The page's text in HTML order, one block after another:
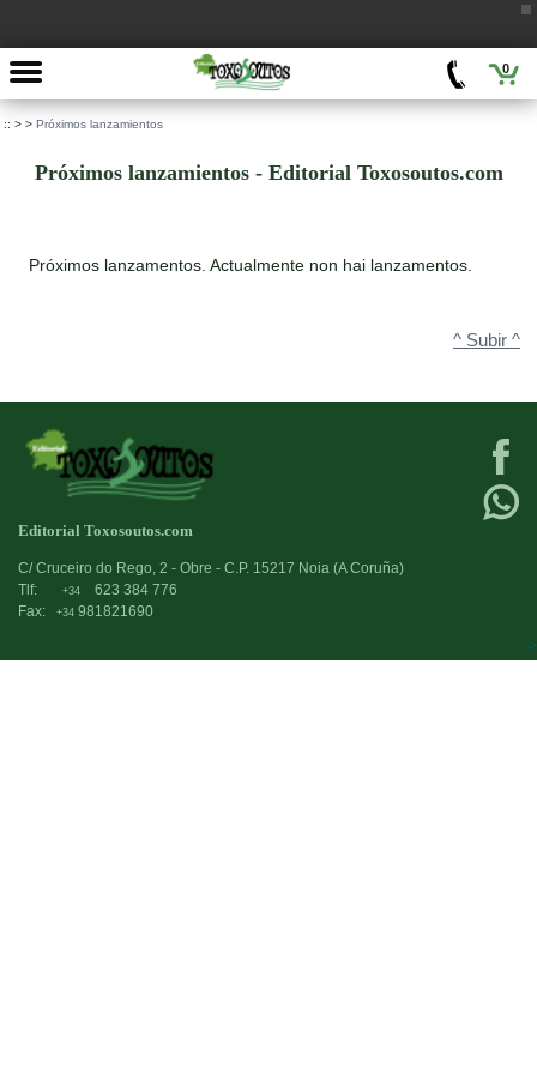
0
:: > > Próximos lanzamientos
Próximos lanzamientos - Editorial Toxosoutos.com
Próximos lanzamentos. Actualmente non hai lanzamentos.
^ Subir ^
Editorial Toxosoutos.com
C/ Cruceiro do Rego, 2 - Obre - C.P. 15217 Noia (A Coruña)
Tlf:
+34
623 384 776
Fax:
+34 981821690
->